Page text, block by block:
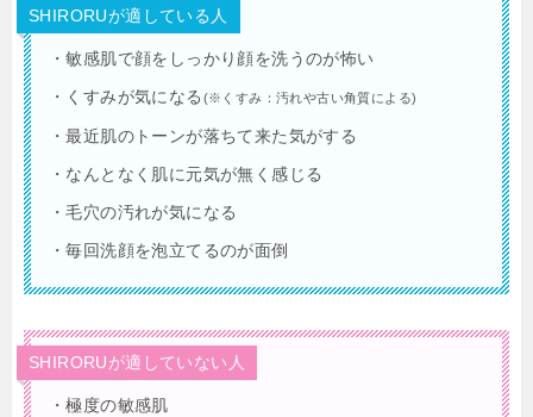
SHIRORUが適している人
・敏感肌で顔をしっかり顔を洗うのが怖い
・くすみが気になる (※くすみ：汚れや古い角質による)
・最近肌のトーンが落ちて来た気がする
・なんとなく肌に元気が無く感じる
・毛穴の汚れが気になる
・毎回洗顔を泡立てるのが面倒
SHIRORUが適していない人
・極度の敏感肌